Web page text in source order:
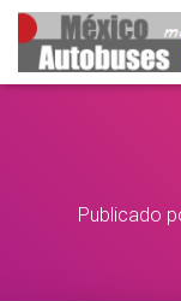
Publicado